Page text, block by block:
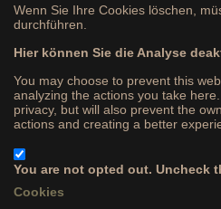
Wenn Sie Ihre Cookies löschen,
durchführen.
Hier können Sie die Analyse
You may choose to prevent this
analyzing the actions you take
privacy, but will also prevent the
actions and creating a better
You are not opted out. Uncheck
Cookies